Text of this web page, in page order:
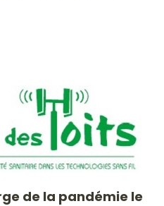
de la pandémie le